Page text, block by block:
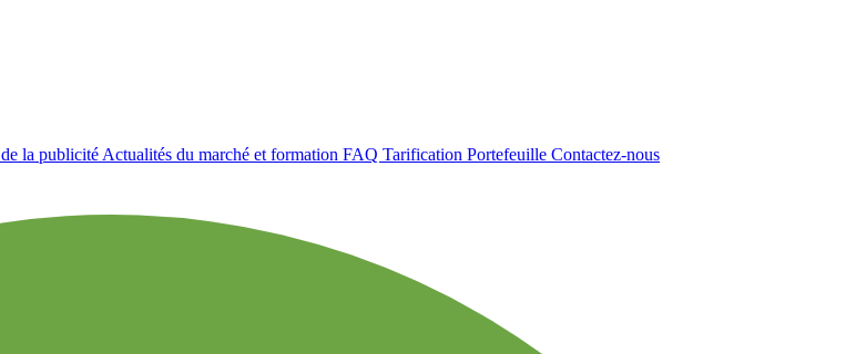
la publicité Actualités du marché et formation FAQ Tarification Portefeuille Contactez-nous